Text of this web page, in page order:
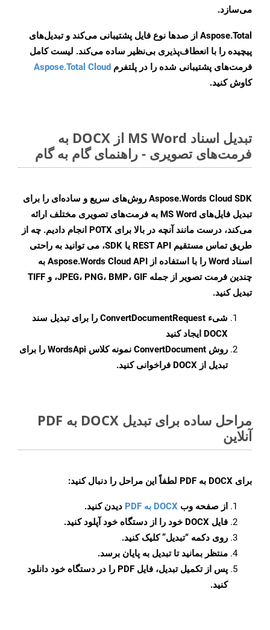
می‌سازد.
Aspose.Total از صدها نوع فایل پشتیبانی می‌کند و تبدیل‌های
پیچیده را با انعطاف‌پذیری بی‌نظیر ساده می‌کند. لیست کامل
فرمت‌های پشتیبانی شده را در پلتفرم Aspose.Total Cloud
کاوش کنید.
تبدیل اسناد MS Word از DOCX به
فرمت‌های تصویری - راهنمای گام به گام
Aspose.Words Cloud SDK روش‌های سریع و ساده‌ای را برای
تبدیل فایل‌های MS Word به فرمت‌های تصویری مختلف ارائه
می‌کند، درست مانند آنچه در بالا برای POTX انجام دادیم. چه از
طریق تماس مستقیم REST API یا SDK، می توانید به راحتی
اسناد Word را با استفاده از Aspose.Words Cloud API به
چندین فرمت تصویر از جمله JPEG، PNG، BMP، GIF، و TIFF
تبدیل کنید.
شیء ConvertDocumentRequest را برای تبدیل سند
DOCX ایجاد کنید
روش ConvertDocument
نمونه کلاس WordsApi را برای
تبدیل از DOCX فراخوانی کنید.
مراحل ساده برای تبدیل DOCX به PDF
آنلاین
برای DOCX به PDF لطفاً این مراحل را دنبال کنید:
از صفحه وب DOCX به PDF
دیدن کنید.
فایل DOCX خود را از دستگاه خود آپلود کنید.
روی دکمه “تبدیل”کلیک کنید.
منتظر بمانید تا تبدیل به پایان برسد.
پس از تکمیل تبدیل، فایل PDF را در دستگاه خود دانلود
کنید.